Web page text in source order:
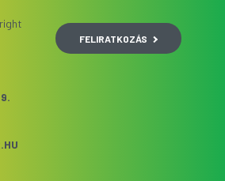
FELIRATKOZÁS